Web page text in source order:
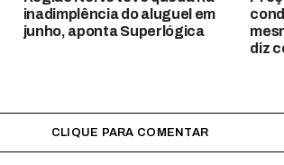
inadimplência do aluguel em
junho, aponta Superlógica
diz
CLIQUE PARA COMENTAR